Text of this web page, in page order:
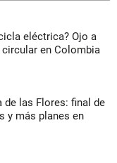
eléctrica? Ojo a
circular en Colombia
de las Flores: final de
y más planes en